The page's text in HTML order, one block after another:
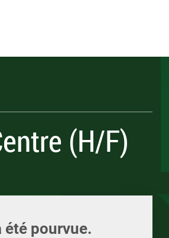
(H/F)
été pourvue.